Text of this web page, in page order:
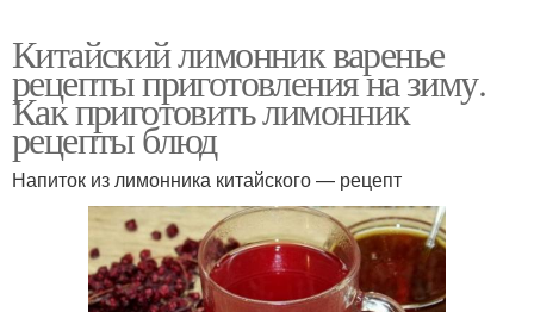
Китайский лимонник варенье
рецепты приготовления на зиму.
Как приготовить лимонник
рецепты блюд
Напиток из лимонника китайского — рецепт